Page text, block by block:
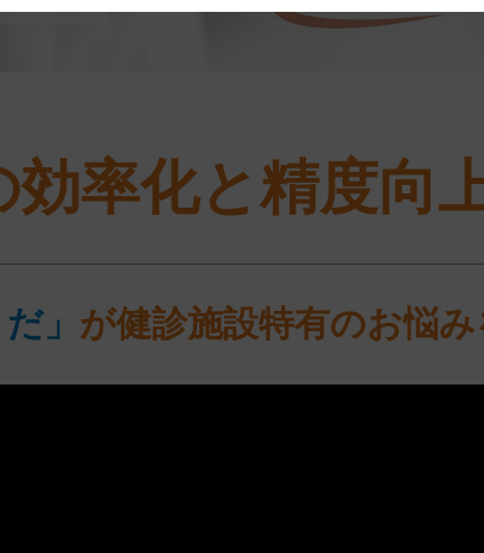
率化と精度向
」 が健診施設特有のお悩み